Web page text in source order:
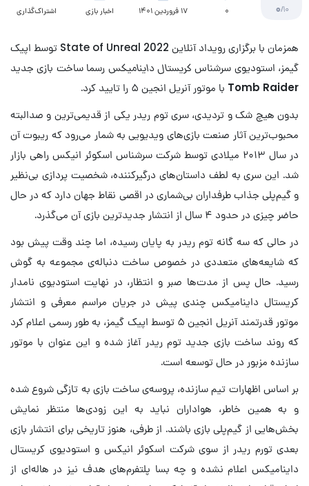
0/10 ۰ 17 فروردین 1401 اخبار بازی اشتراک‌گذاری
همزمان با برگزاری رویداد آنلاین 2022 State of Unreal توسط اپیک
گیمز، استودیوی سرشناس کریستال داینامیکس رسما ساخت بازی جدید
Tomb Raider با موتور آنریل انجین ۵ را تایید کرد.
بدون هیچ شک و تردیدی، سری توم ریدر یکی از قدیمی‌ترین و صدالبته
محبوب‌ترین آثار صنعت بازی‌های ویدیویی به شمار می‌رود که ریبوت آن
در سال ۲۰۱۳ میلادی توسط شرکت سرشناس اسکوئر انیکس راهی بازار
شد. این سری به لطف داستان‌های درگیرکننده، شخصیت پردازی بی‌نظیر
و گیم‌پلی جذاب طرفداران بی‌شماری در اقصی نقاط جهان دارد که در حال
حاضر چیزی در حدود ۴ سال از انتشار جدیدترین بازی آن می‌گذرد.
در حالی که سه گانه توم ریدر به پایان رسیده، اما چند وقت پیش بود
که شایعه‌های متعددی در خصوص ساخت دنباله‌ی مجموعه به گوش
رسید. حال پس از مدت‌ها صبر و انتظار، در نهایت استودیوی نامدار
کریستال داینامیکس چندی پیش در جریان مراسم معرفی و انتشار
موتور قدرتمند آنریل انجین ۵ توسط اپیک گیمز، به طور رسمی اعلام کرد
که روند ساخت بازی جدید توم ریدر آغاز شده و این عنوان با موتور
سازنده مزبور در حال توسعه است.
بر اساس اظهارات تیم سازنده، پروسه‌ی ساخت بازی به تازگی شروع شده
و به همین خاطر، هواداران نباید به این زودی‌ها منتظر نمایش
بخش‌هایی از گیم‌پلی بازی باشند. از طرفی، هنوز تاریخی برای انتشار بازی
بعدی تورم ریدر از سوی شرکت اسکوئر انیکس و استودیوی کریستال
داینامیکس اعلام نشده و چه بسا پلتفرم‌های هدف نیز در هاله‌ای از